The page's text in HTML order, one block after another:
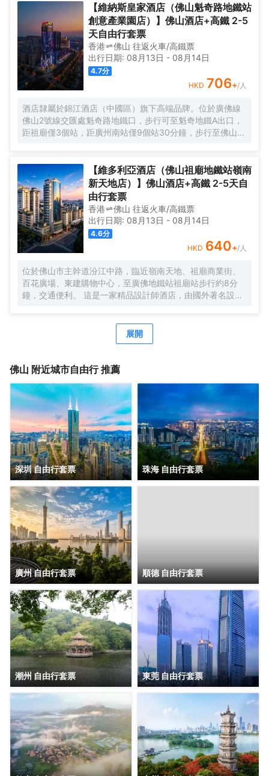
順峯山公園等著名景點。信步即達廣佛地鐵3號線華僑城歡樂
海岸站，距廣州南站30分鐘車程、佛山沙提機場50分鐘車
程，交通便利，商賈繁華，休閒度假資源富集，是您出差、
旅行休閒憩息的品牌酒店。 酒店擁有頗具人文藝術的空間立
體大堂和裝飾風格各異的奢裝客房，帶你領略不同國家和地
域的裝飾風情，房間均配備超大屏投影、如夢雲端的超輕柔
床上用品、呵護您每一寸肌膚的EPIQUAL全套高端洗護用
品、智慧客控系統以及百兆無線網絡。配套自助早餐廳（5座
2F），自助免費洗衣房（5座1F），是你商務公幹，休閒旅
居，家庭親子，團建轟趴及獨處休憩的上乘優選！ 有朋自遠
方來，不亦樂乎！ 我們將竭誠您服務
【維納斯皇家酒店（佛山魁奇路地鐵站
創意產業園店）】佛山酒店+高鐵 2-5
天自由行套票
香港 佛山 往返火車/高鐵票
出行日期: 08月13日 - 08月14日
4.7分
HKD 706+/人
酒店隸屬於錦江酒店（中國區）旗下高端品牌。位於廣佛線
佛山2號線交匯處魁奇路地鐵口，步行可至魁奇地鐵A出口，
距祖廟僅3個站，距廣州南站僅9個站30分鐘，步行至佛山瀾
遠，地理位置優越，交通十分便捷。 酒店佔地面積近4000
平方，有着方便快捷的地面以及地下負一A層停車場，投入總
配套面積近25000平方，擁有智能化豪華客房，分佈於29-
36樓高樓層，客房擁有全景緻落地玻璃窗，一覽禪城乃至佛
山新城美麗風光；“極目禪天遠，相逢盡歡顏”。配備電動窗紗
窗簾、霧化玻璃、一鍵智能燈光控制，3秒速熱淋浴系統，高
速寬帶網絡、37樓自助洗衣房（全新自動化LG洗衣機烘乾
機），9個大、中、小型會議廳，均配備高清LED；28樓正宗
泰式按摩SPA，5樓健身會所，配套完善，專業服務，滿足您
商務接待、會務服務所有需求，彰顯現代酒店之智能化及個
性化魅力。
【維多利亞酒店（佛山祖廟地鐵站嶺南
新天地店）】佛山酒店+高鐵 2-5天自
由行套票
香港 佛山 往返火車/高鐵票
出行日期: 08月13日 - 08月14日
4.6分
HKD 640+/人
位於佛山市主幹道汾江中路，臨近嶺南天地、祖廟商業街、
百花廣場、東建購物中心，至廣佛地鐵站祖廟站步行約8分
鐘，交通便利。 這是一家精品設計師酒店，由國外著名設計
題房型，讓你領略時尚、炫酷的全新入住體驗。 超大房間面
積（35m²-38m²），配有39”飛利浦液晶電視，所有房間高
iphone、ipad和筆記本，並且支持與電視機連接播放，客房
展開
佛山 附近城市自由行 推薦
深圳 自由行套票 珠海 自由行套票
廣州 自由行套票 順德 自由行套票
潮州 自由行套票 東莞 自由行套票